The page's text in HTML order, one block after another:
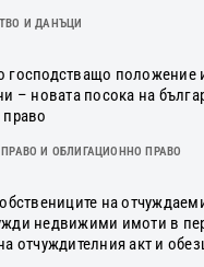
И ДАНЪЦИ
господстващо положение
– новата посока на
право
ПРАВО И ОБЛИГАЦИОННО ПРАВО
на
недвижими имоти в
отчуждителния акт и